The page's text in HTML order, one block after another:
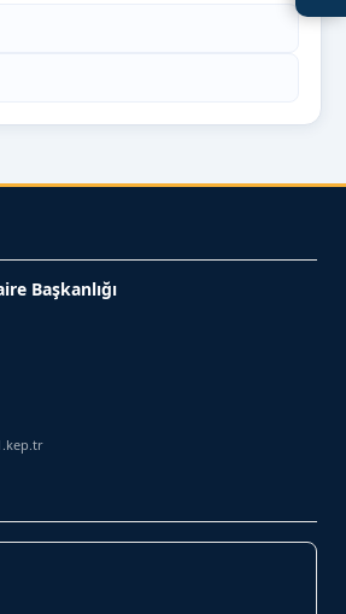
Başkanlığı